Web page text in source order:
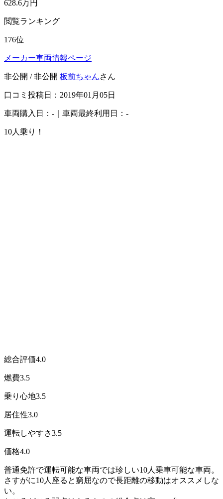
628.6万円
閲覧ランキング
176位
メーカー車両情報ページ
非公開 / 非公開 板前ちゃんさん
口コミ投稿日：2019年01月05日
車両購入日：-｜車両最終利用日：-
10人乗り！
総合評価4.0
燃費3.5
乗り心地3.5
居住性3.0
運転しやすさ3.5
価格4.0
普通免許で運転可能な車両では珍しい10人乗車可能な車両。
さすがに10人座ると窮屈なので長距離の移動はオススメしな
い。